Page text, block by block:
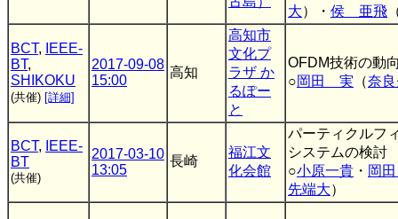
大）・ 侯 亜飛
BCT,
IEEE-
BT,
SHIKOKU
(共催) [詳細]
2017-09-08
15:00
高知
高知市
文化プ
ラザ か
るぽー
と
OFDM技術の動
○岡田 実 （奈
BCT,
IEEE-
BT
(共催)
2017-03-10
13:05
長崎
福江文
化会館
パーティクルフ
システムの検討
○小原一貴 ・ 岡
先端大）